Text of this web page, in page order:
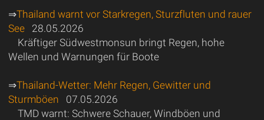
⇒Thailand warnt vor Starkregen, Sturzfluten und rauer
See28.05.2026
Kräftiger Südwestmonsun bringt Regen, hohe
Wellen und Warnungen für Boote
⇒Thailand-Wetter: Mehr Regen, Gewitter und
Sturmböen 07.05.2026
TMD warnt: Schwere Schauer, Windböen und